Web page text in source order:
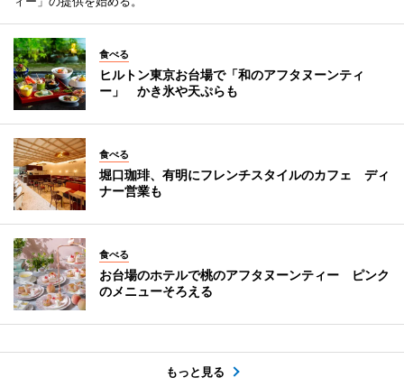
食べる
ヒルトン東京お台場で「和のアフタヌーンティ
ー」 かき氷や天ぷらも
食べる
堀口珈琲、有明にフレンチスタイルのカフェ ディ
ナー営業も
食べる
お台場のホテルで桃のアフタヌーンティー ピンク
のメニューそろえる
もっと見る